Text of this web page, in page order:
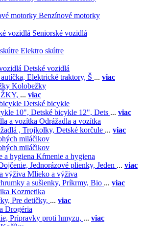
Benzínové motorky
Seniorské vozidlá
Elektro skútre
Detské vozidlá
Elektrické traktory, Š ... viac
Kolobežky
... viac
Detské bicykle
10", Detské bicykle 12", Dets ... viac
Odrážadla a vozítka
, Trojkolky, Detské korčule ... viac
miláčikov
miláčikov
Kŕmenie a hygiena
Jednorázové plienky, Jeden ... viac
Mlieko a výživa
a sušienky, Príkrmy, Bio ... viac
Kozmetika
Pre detičky, ... viac
Drogéria
Prípravky proti hmyzu, ... viac